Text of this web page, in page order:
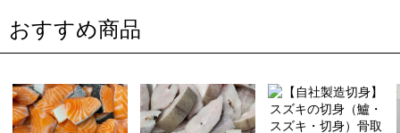
おすすめ商品